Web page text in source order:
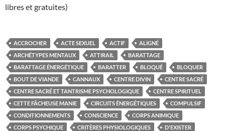
libres et gratuites)
ACCROCHER ACTE SEXUEL ACTIF
ALIGNÉ
ARCHÉTYPES MENTAUX
ATTIRAIL
BARATTAGE
BARATTAGE ÉNERGÉTIQUE
BARATTER BLOQUÉ
BLOQUER
BOUT DE VIANDE
CANNAUX CENTRE DIVIN
CENTRE SACRÉ
CENTRE SACRÉ ET TANTRISME PSYCHOLOGIQUE
CENTRE SPIRITUEL
CETTE FÂCHEUSE MANIE
CIRCUITS ÉNERGÉTIQUES
COMPULSIF
CONDITIONNEMENTS
CONSCIENCE
CORPS ANIMIQUE
CORPS PSYCHIQUE
CRITÈRES PHYSIOLOGIQUES
D'EXISTER